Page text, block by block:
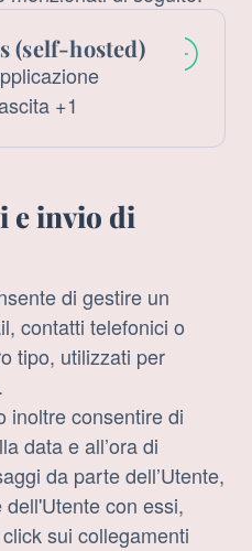
(self-hosted)
+1
e invio di
di gestire un
contatti telefonici o
tipo, utilizzati per
inoltre consentire di
data e all’ora di
da parte dell’Utente,
dell'Utente con essi,
sui collegamenti